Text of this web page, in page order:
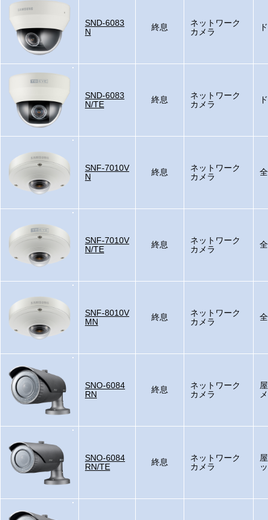
SND-6083
N
終息
ネットワーク
カメラ
SND-6083
N/TE
終息
ネットワーク
カメラ
SNF-7010V
N
終息
ネットワーク
カメラ
SNF-7010V
N/TE
終息
ネットワーク
カメラ
SNF-8010V
MN
終息
ネットワーク
カメラ
SNO-6084
RN
終息
ネットワーク
カメラ
SNO-6084
RN/TE
終息
ネットワーク
カメラ